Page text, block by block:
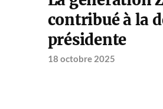
contribué à la
présidente
18 octobre 2025